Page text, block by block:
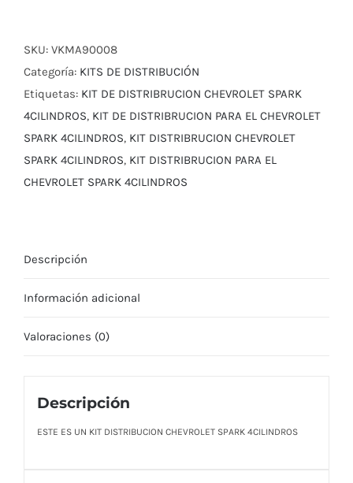
SPARK
4CILINDROS
cantidad
SKU: VKMA90008
Categoría: KITS DE DISTRIBUCIÓN
Etiquetas: KIT DE DISTRIBRUCION CHEVROLET SPARK
4CILINDROS, KIT DE DISTRIBRUCION PARA EL CHEVROLET
SPARK 4CILINDROS, KIT DISTRIBRUCION CHEVROLET
SPARK 4CILINDROS, KIT DISTRIBRUCION PARA EL
CHEVROLET SPARK 4CILINDROS
Descripción
Información adicional
Valoraciones (0)
Descripción
ESTE ES UN KIT DISTRIBUCION CHEVROLET SPARK 4CILINDROS